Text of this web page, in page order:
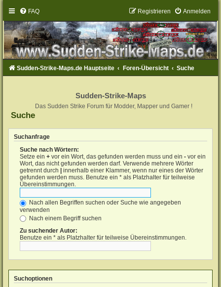
FAQ Anmelden
Registrieren
Sudden-Strike-Maps.de Hauptseite Foren-Übersicht Suche
Sudden-Strike-Maps
Das Sudden Strike Forum für Modder, Mapper und Gamer !
Suche
Suchanfrage
Suche nach Wörtern:
Setze ein+ vor ein Wort, das gefunden werden muss und ein- vor ein
Wort, das nicht gefunden werden darf. Verwende mehrere Wörter
getrennt durch
innerhalb einer Klammer, wenn nur eines der Wörter
gefunden werden muss. Benutze ein * als Platzhalter für teilweise
Übereinstimmungen.
Nach allen Begriffen suchen oder Suche wie angegeben
verwenden
Nach einem Begriff suchen
Zu suchender Autor:
Benutze ein * als Platzhalter für teilweise Übereinstimmungen.
Suchoptionen